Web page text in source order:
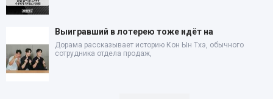
Выигравший в лотерею тоже идёт на
Дорама рассказывает историю Кон Ын Тхэ, обычного
сотрудника отдела продаж,